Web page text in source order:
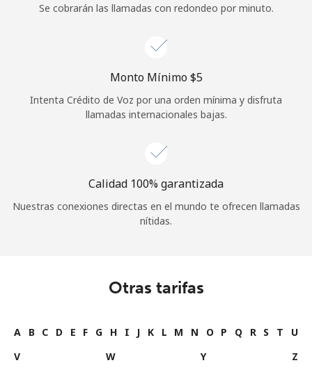
Continuar con
Se cobrarán las llamadas con redondeo por minuto.
Monto Mínimo ⁦$5⁩
Intenta Crédito de Voz por una orden mínima y disfruta
llamadas internacionales bajas.
Calidad 100% garantizada
Nuestras conexiones directas en el mundo te ofrecen llamadas
nítidas.
Otras tarifas
A B C D E F G H I J K L M N O P Q R S T
U
V
W Y Z